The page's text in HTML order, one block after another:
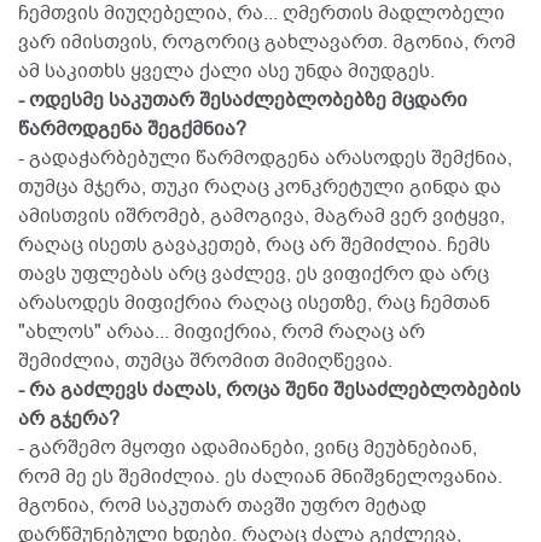
ჩემთვის მიუღებელია, რა... ღმერთის მადლობელი
ვარ იმისთვის, როგორიც გახლავართ. მგონია, რომ
ამ საკითხს ყველა ქალი ასე უნდა მიუდგეს.
- ოდესმე საკუთარ შესაძლებლობებზე მცდარი
წარმოდგენა შეგქმნია?
- გადაჭარბებული წარმოდგენა არასოდეს შემქნია,
თუმცა მჯერა, თუკი რაღაც კონკრეტული გინდა და
ამისთვის იშრომებ, გამოგივა, მაგრამ ვერ ვიტყვი,
რაღაც ისეთს გავაკეთებ, რაც არ შემიძლია. ჩემს
თავს უფლებას არც ვაძლევ, ეს ვიფიქრო და არც
არასოდეს მიფიქრია რაღაც ისეთზე, რაც ჩემთან
"ახლოს" არაა... მიფიქრია, რომ რაღაც არ
შემიძლია, თუმცა შრომით მიმიღწევია.
- რა გაძლევს ძალას, როცა შენი შესაძლებლობების
არ გჯერა?
- გარშემო მყოფი ადამიანები, ვინც მეუბნებიან,
რომ მე ეს შემიძლია. ეს ძალიან მნიშვნელოვანია.
მგონია, რომ საკუთარ თავში უფრო მეტად
დარწმუნებული ხდები. რაღაც ძალა გეძლევა,